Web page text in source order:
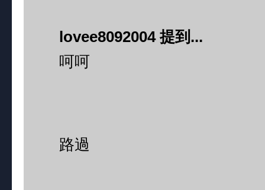
lovee8092004 提到...
呵呵
路過